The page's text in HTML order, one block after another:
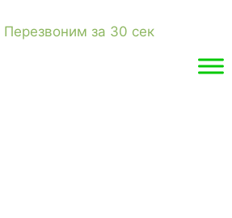
Перезвоним за 30 сек